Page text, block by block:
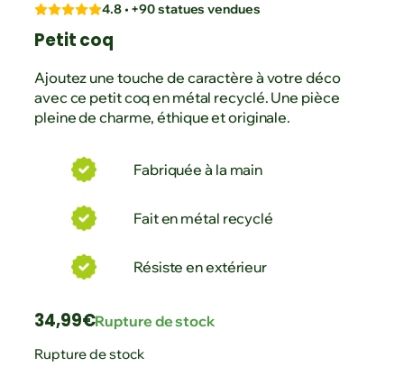
4.8 • +90 statues vendues
Petit coq
Ajoutez une touche de caractère à votre déco
avec ce petit coq en métal recyclé. Une pièce
pleine de charme, éthique et originale.
Fabriquée à la main
Fait en métal recyclé
Résiste en extérieur
34,99€Rupture de stock
Rupture de stock